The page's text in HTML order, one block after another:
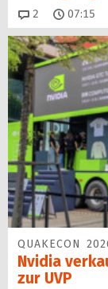
2 Kommentare
07:15
QUAKECON
Nvidia
zur UVP